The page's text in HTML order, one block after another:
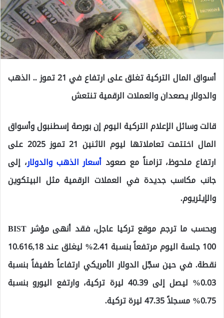
أسواق المال التركية تغلق على ارتفاع في 21 تموز .. الذهب
والدولار يصعدان والعملات الرقمية تنتعش
قالت وسائل الإعلام التركية اليوم إن بورصة إسطنبول وأسواق
المال اختتمت تعاملاتها ليوم الاثنين 21 تموز 2025 على
ارتفاع ملحوظ، تزامناً مع صعود أسعار الذهب والدولار، إلى
جانب مكاسب جديدة في العملات الرقمية مثل البيتكوين
والإيثريوم.
وبحسب ما ترجم موقع تركيا عاجل،
فقد أنهى مؤشر BIST
100 جلسة اليوم مرتفعاً بنسبة 2.41% ليغلق عند 10.616,18
نقطة. في حين سجّل الدولار الأمريكي ارتفاعاً طفيفاً بنسبة
0.03% ليصل إلى 40.39 ليرة تركية، وارتفع اليورو بنسبة
0.75% مسجلاً 47.35 ليرة تركية.